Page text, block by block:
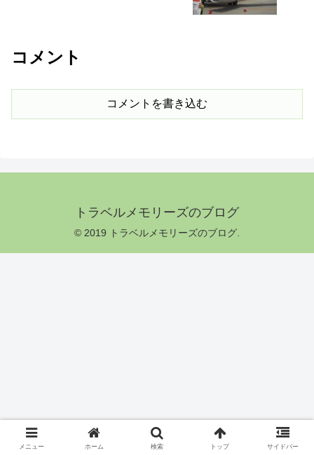
コメント
コメントを書き込む
トラベルメモリーズのブログ
© 2019 トラベルメモリーズのブログ.
メニュー ホーム 検索 トップ サイドバー